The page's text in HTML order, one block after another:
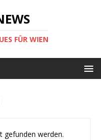
FÜR WIEN
gefunden werden.